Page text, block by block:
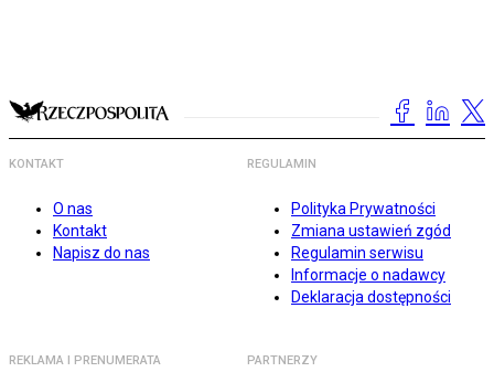
KONTAKT
O nas
Kontakt
Napisz do nas
REGULAMIN
Polityka Prywatności
Zmiana ustawień zgód
Regulamin serwisu
Informacje o nadawcy
Deklaracja dostępności
REKLAMA I PRENUMERATA PARTNERZY